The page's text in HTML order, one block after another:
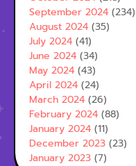
September 2024 (234)
August 2024 (35)
July 2024 (41)
June 2024 (34)
May 2024 (43)
April 2024 (24)
March 2024 (26)
February 2024 (88)
January 2024 (11)
December 2023 (23)
January 2023 (7)